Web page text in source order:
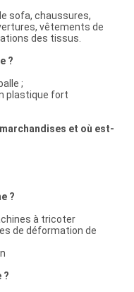
sofa, chaussures,
vêtements de
des tissus.
?
;
plastique fort
et où est-
?
à tricoter
de déformation de
?